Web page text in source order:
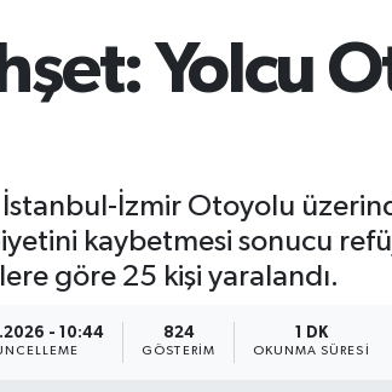
GRAM ALTIN
6518.23
0.39
Yolcu
İstanbul-İzmir Otoyolu
kaybetmesi sonucu
göre 25 kişi yaralandı.
- 10:44 824
GÖSTERIM
1 DK
OKUNMA SÜRESI